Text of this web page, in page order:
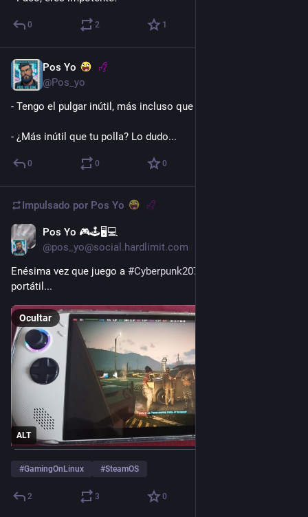
0 2 1
Pos Yo
@Pos_yo
- Tengo el pulgar inútil, más incluso que el resto del cuerpo.
- ¿Más inútil que tu polla? Lo dudo...
0 0 0
Impulsado por Pos Yo
Pos Yo 🎮🕹️🖥️💻
@pos_yo@social.hardlimit.com
Enésima vez que juego a #Cyberpunk2077
portátil...
ALT
Ocultar
#GamingOnLinux #SteamOS
2 3 0